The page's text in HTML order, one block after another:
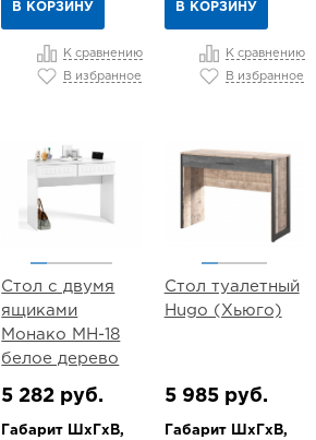
В КОРЗИНУ
К сравнению
В избранное
В КОРЗИНУ
К сравнению
В избранное
Стол с двумя
ящиками
Монако МН-18
белое дерево
5 282 руб.
Габарит ШхГхВ,
Стол туалетный
Hugo (Хьюго)
5 985 руб.
Габарит ШхГхВ,